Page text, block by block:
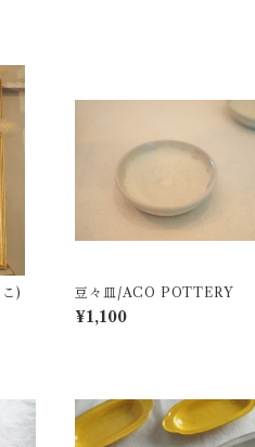
) 豆々皿/ACO POTTERY
¥1,100